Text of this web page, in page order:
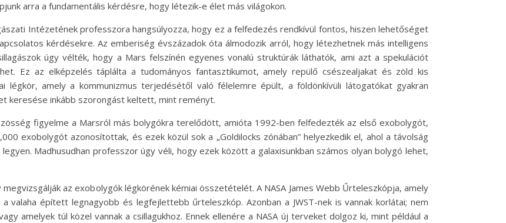
arra a fundamentális kérdésre, hogy létezik-e élet más világokon.
Intézetének professzora hangsúlyozza, hogy ez a felfedezés rendkívül fontos, hiszen lehetőséget
kérdésekre. Az emberiség évszázadok óta álmodozik arról, hogy létezhetnek más intelligens
úgy vélték, hogy a Mars felszínén egyenes vonalú struktúrák láthatók, ami azt a spekulációt
Ez az elképzelés táplálta a tudományos fantasztikumot, amely repülő csészealjakat és zöld kis
légkör, amely a kommunizmus terjedésétől való félelemre épült, a földönkívüli látogatókat gyakran
keresése inkább szorongást keltett, mint reményt.
figyelme a Marsról más bolygókra terelődött, amióta 1992-ben felfedezték az első exobolygót,
exobolygót azonosítottak, és ezek közül sok a „Goldilocks zónában” helyezkedik el, ahol a távolság
Madhusudhan professzor úgy véli, hogy ezek között a galaxisunkban számos olyan bolygó lehet,
az exobolygók légkörének kémiai összetételét. A NASA James Webb Űrteleszkópja, amely
valaha épített legnagyobb és legfejlettebb űrteleszkóp. Azonban a JWST-nek is vannak korlátai; nem
amelyek túl közel vannak a csillagukhoz. Ennek ellenére a NASA új terveket dolgoz ki, mint például a